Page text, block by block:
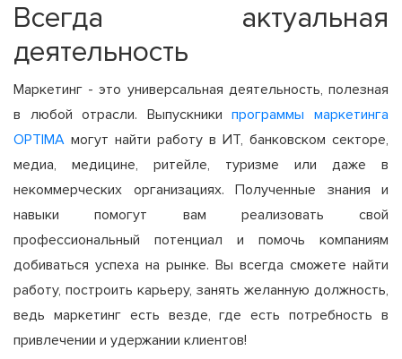
Всегда актуальная
деятельность
Маркетинг - это универсальная деятельность, полезная
в любой отрасли. Выпускникипрограммы маркетинга
OPTIMA могут найти работу в ИТ, банковском секторе,
медиа, медицине, ритейле, туризме или даже в
некоммерческих организациях. Полученные знания и
навыки помогут вам реализовать свой
профессиональный потенциал и помочь компаниям
добиваться успеха на рынке. Вы всегда сможете найти
работу, построить карьеру, занять желанную должность,
ведь маркетинг есть везде, где есть потребность в
привлечении и удержании клиентов!